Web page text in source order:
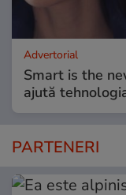
Advertorial
Smart is the
ajută
PARTENERI